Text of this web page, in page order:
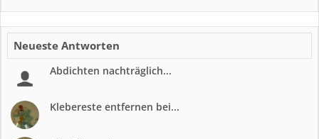
Neueste Antworten
Abdichten nachträglich...
Klebereste entfernen bei...